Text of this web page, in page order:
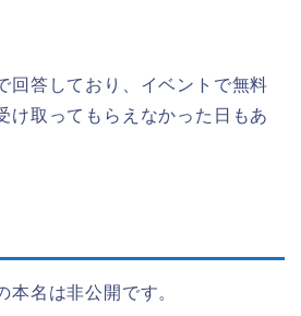
回答しており、イベントで無料
け取ってもらえなかった日もあ
本名は非公開です。